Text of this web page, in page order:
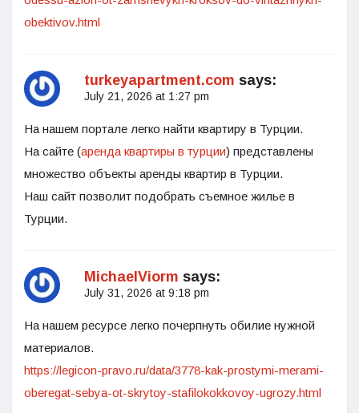
obektivov.html
turkeyapartment.com says:
July 21, 2026 at 1:27 pm
На нашем портале легко найти квартиру в Турции.
На сайте (аренда квартиры в турции) представлены
множество объекты аренды квартир в Турции.
Наш сайт позволит подобрать съемное жилье в
Турции.
MichaelViorm says:
July 31, 2026 at 9:18 pm
На нашем ресурсе легко почерпнуть обилие нужной
материалов.
https://legicon-pravo.ru/data/3778-kak-prostymi-merami-
oberegat-sebya-ot-skrytoy-stafilokokkovoy-ugrozy.html